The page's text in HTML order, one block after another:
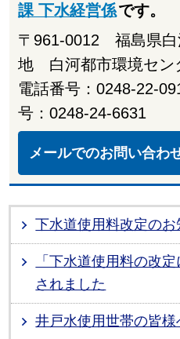
課 下水経営係です。
〒961-0012 福島県白
地 白河都市環境セン
電話番号：0248-22-
号：0248-24-6631
メールでのお問い合わ
下水道使用料改定のお
「下水道使用料の改
されました
井戸水使用世帯の皆様